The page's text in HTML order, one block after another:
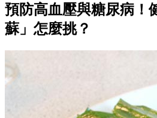
預防高血壓與糖尿病！
蘇」怎麼挑？